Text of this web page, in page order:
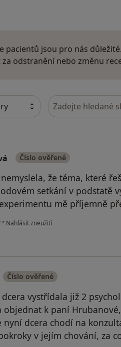
Brno
Brno
dětí Brno
činnost v oblasti
tanec, jízda na kole,
věcem.
pacientů jsou pro nás
odstranění nebo změnu
Hledejte v názorech
Číslo ověřené
že téma, které
setkání v podstatě
mě příjemně
• podle názoru uživatele T. Knechtová
Nahlásit zneužití
Číslo ověřené
dcera vystřídala již 2
objednat k paní
nyní dcera chodí na
v jejím chování, za